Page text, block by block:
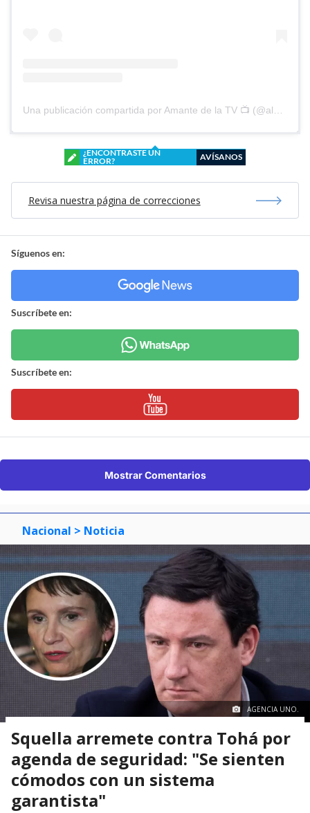
Una publicación compartida por Amante de la TV 📺 (@alguien_te_observa)
¿ENCONTRASTE UN
ERROR?
AVÍSANOS
Revisa nuestra página de correcciones
Síguenos en:
Suscríbete en:
Suscríbete en:
Mostrar Comentarios
Nacional > Noticia
AGENCIA UNO.
Squella arremete contra Tohá por
agenda de seguridad: "Se sienten
cómodos con un sistema
garantista"